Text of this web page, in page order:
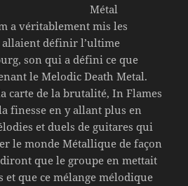
Métal
a véritablement mis les
allaient définir l’ultime
son qui a défini ce que
le Melodic Death Metal.
carte de la brutalité, In Flames
finesse en y allant plus en
et duels de guitares qui
le monde Métallique de façon
que le groupe en mettait
que ce mélange mélodique